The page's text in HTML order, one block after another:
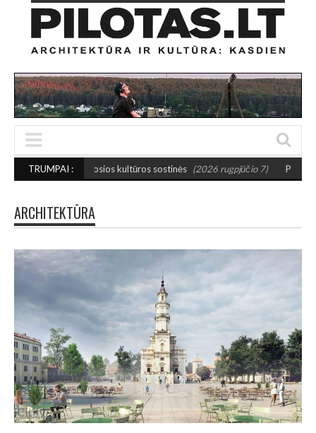
TRUMPAI :
mažosios kultūros sostinės (2026 rugpjūčio 7) PUSIAUSVYROS
ARCHITEKTŪRA